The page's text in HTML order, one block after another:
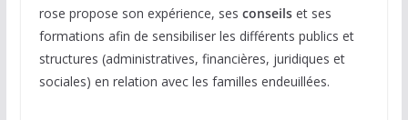
rose propose son expérience, ses conseilset ses
formations afin de sensibiliser les différents publics et
structures (administratives, financières, juridiques et
sociales) en relation avec les familles endeuillées.